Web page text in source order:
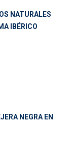
NATURALES
IBÉRICO
NEGRA EN